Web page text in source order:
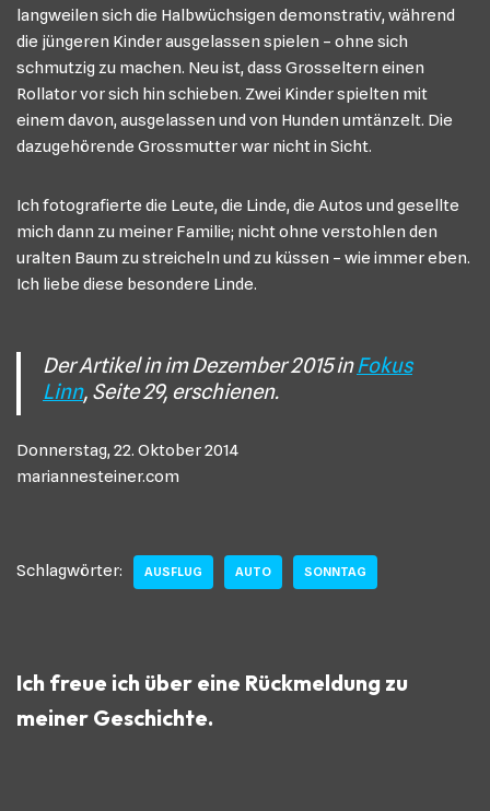
langweilen sich die Halbwüchsigen demonstrativ, während
die jüngeren Kinder ausgelassen spielen – ohne sich
schmutzig zu machen. Neu ist, dass Grosseltern einen
Rollator vor sich hin schieben. Zwei Kinder spielten mit
einem davon, ausgelassen und von Hunden umtänzelt. Die
dazugehörende Grossmutter war nicht in Sicht.
Ich fotografierte die Leute, die Linde, die Autos und gesellte
mich dann zu meiner Familie; nicht ohne verstohlen den
uralten Baum zu streicheln und zu küssen – wie immer eben.
Ich liebe diese besondere Linde.
Der Artikel in im Dezember 2015 inFokus
Linn, Seite 29, erschienen.
Donnerstag, 22. Oktober 2014
mariannesteiner.com
Schlagwörter: AUSFLUG AUTO SONNTAG
Ich freue ich über eine Rückmeldung zu
meiner Geschichte.